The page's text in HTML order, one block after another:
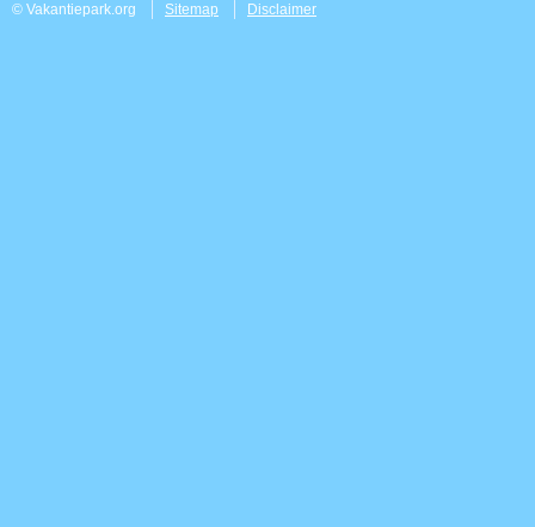
© Vakantiepark.org Sitemap Disclaimer